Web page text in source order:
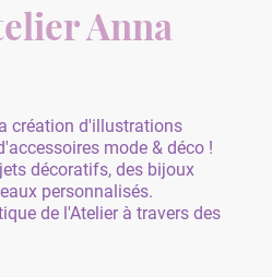
Anna
création d'illustrations
mode & déco !
décoratifs, des bijoux
personnalisés.
de l'Atelier à travers des